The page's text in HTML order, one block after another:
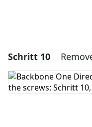
Einen
Kommentar
Schritt 10